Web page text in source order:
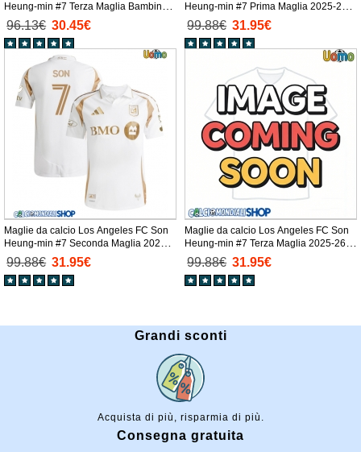
Heung-min #7 Terza Maglia Bambino
2025-26 Manica Corta + Pantaloni
corti)
96.13€ 30.45€
Heung-min #7 Prima Maglia 2025-26
Manica Corta
99.88€ 31.95€
Maglie da calcio Los Angeles FC Son
Heung-min #7 Seconda Maglia 2025-
26 Manica Corta
99.88€ 31.95€
Maglie da calcio Los Angeles FC Son
Heung-min #7 Terza Maglia 2025-26
Manica Corta
99.88€ 31.95€
Grandi sconti
Acquista di più, risparmia di più.
Consegna gratuita